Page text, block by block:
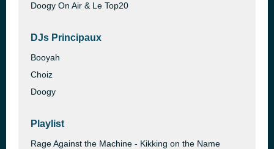
Doogy On Air & Le Top20
DJs Principaux
Booyah
Choiz
Doogy
Playlist
Rage Against the Machine - Kikking on the Name